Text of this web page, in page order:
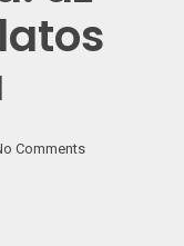
Comments